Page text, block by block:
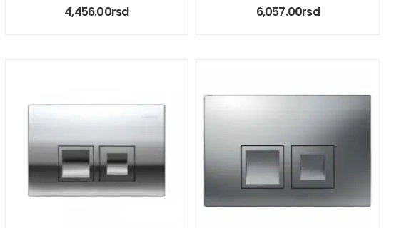
4,456.00rsd 6,057.00rsd